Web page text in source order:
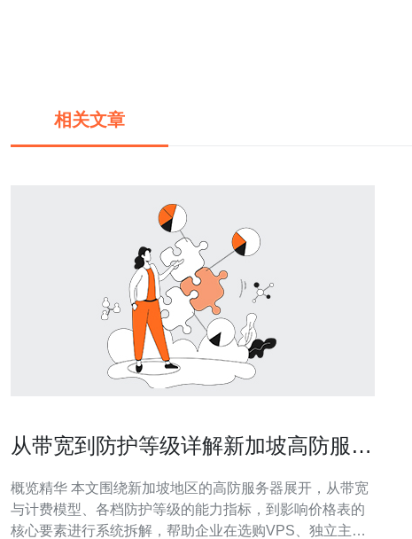
相关文章
从带宽到防护等级详解新加坡高防服务
概览精华 本文围绕新加坡地区的高防服务器展开，从带宽
与计费模型、各档防护等级的能力指标，到影响价格表的
核心要素进行系统拆解，帮助企业在选购VPS、独立主机